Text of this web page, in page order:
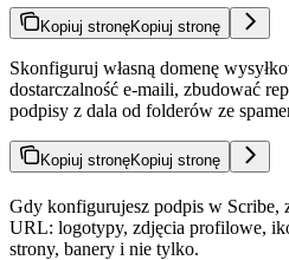
Kopiuj stronęKopiuj stronę
Skonfiguruj własną domenę
dostarczalność e-maili, zbudować
podpisy z dala od folderów ze
Kopiuj stronęKopiuj stronę
Gdy konfigurujesz podpis w Scribe,
URL: logotypy, zdjęcia profilowe,
strony, banery i nie tylko.